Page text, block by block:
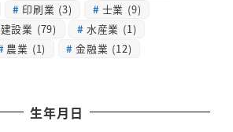
印刷業 (3) 士業 (9)
建設業 (79) 水産業 (1)
農業 (1) 金融業 (12)
生年月日